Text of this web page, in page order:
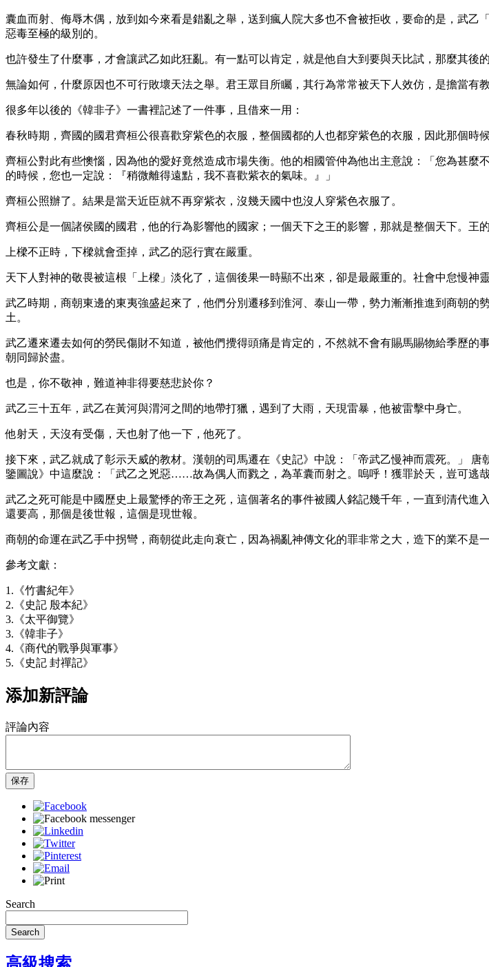
囊血而射、侮辱木偶，放到如今來看是錯亂之舉，送到瘋人院大多也不會被拒收，要命的是，武
惡毒至極的級別的。
也許發生了什麼事，才會讓武乙如此狂亂。有一點可以肯定，就是他自大到要與天比試，那麼其後
無論如何，什麼原因也不可行敗壞天法之舉。君王眾目所矚，其行為常常被天下人效仿，是擔當有
很多年以後的《韓非子》一書裡記述了一件事，且借來一用：
春秋時期，齊國的國君齊桓公很喜歡穿紫色的衣服，整個國都的人也都穿紫色的衣服，因此那個時
齊桓公對此有些懊惱，因為他的愛好竟然造成市場失衡。他的相國管仲為他出主意說：「您為甚
的時候，您也一定說：『稍微離得遠點，我不喜歡紫衣的氣味。』」
齊桓公照辦了。結果是當天近臣就不再穿紫衣，沒幾天國中也沒人穿紫色衣服了。
齊桓公是一個諸侯國的國君，他的行為影響他的國家；一個天下之王的影響，那就是整個天下。王
上樑不正時，下樑就會歪掉，武乙的惡行實在嚴重。
天下人對神的敬畏被這根「上樑」淡化了，這個後果一時顯不出來，卻是最嚴重的。社會中怠慢神
武乙時期，商朝東邊的東夷強盛起來了，他們分別遷移到淮河、泰山一帶，勢力漸漸推進到商朝
土。
武乙遷來遷去如何的勞民傷財不知道，被他們攪得頭痛是肯定的，不然就不會有賜馬賜物給季歷
朝同歸於盡。
也是，你不敬神，難道神非得要慈悲於你？
武乙三十五年，武乙在黃河與渭河之間的地帶打獵，遇到了大雨，天現雷暴，他被雷擊中身亡。
他射天，天沒有受傷，天也射了他一下，他死了。
接下來，武乙就成了彰示天威的教材。漢朝的司馬遷在《史記》中說：「帝武乙慢神而震死。」
鑒圖說》中這麼說：「武乙之兇惡……故為偶人而戮之，為革囊而射之。嗚呼！獲罪於天，豈可逃
武乙之死可能是中國歷史上最驚悸的帝王之死，這個著名的事件被國人銘記幾千年，一直到清代
還要高，那個是後世報，這個是現世報。
商朝的命運在武乙手中拐彎，商朝從此走向衰亡，因為禍亂神傳文化的罪非常之大，造下的業不是
參考文獻：
1.《竹書紀年》
2.《史記 殷本紀》
3.《太平御覽》
3.《韓非子》
4.《商代的戰爭與軍事》
5.《史記 封禪記》
添加新評論
評論內容
保存
Search
Search